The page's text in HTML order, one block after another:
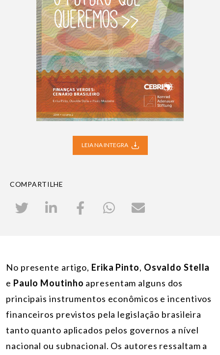
LEIA NA INTEGRA
COMPARTILHE
No presente artigo, Erika Pinto, Osvaldo Stella
e Paulo Moutinho apresentam alguns dos
principais instrumentos econômicos e incentivos
financeiros previstos pela legislação brasileira
tanto quanto aplicados pelos governos a nível
nacional ou subnacional. Os autores ressaltam a